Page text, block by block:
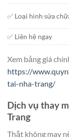
✅ Loại hình sửa
✅ Liên hệ ngay
Xem bảng giá
https://
tai-nha-trang/
Dịch vụ thay
Trang
Thật không may